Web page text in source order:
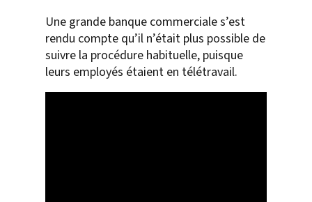
Une grande banque commerciale s’est
rendu compte qu’il n’était plus possible de
suivre la procédure habituelle, puisque
leurs employés étaient en télétravail.